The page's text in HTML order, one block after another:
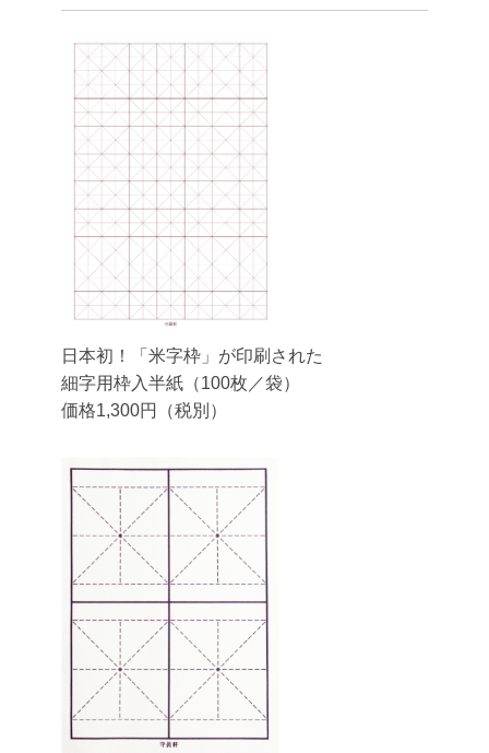
日本初！「米字枠」が印刷された
細字用枠入半紙（100枚／袋）
価格1,300円（税別）